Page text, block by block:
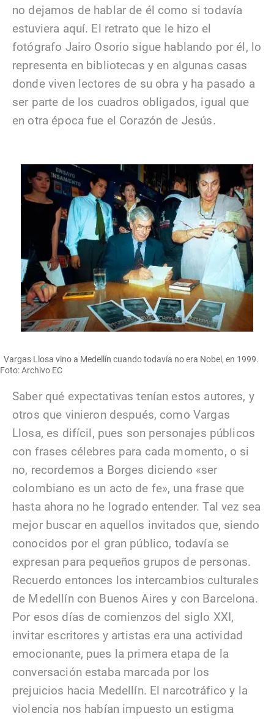
no dejamos de hablar de él como si todavía
estuviera aquí. El retrato que le hizo el
fotógrafo Jairo Osorio sigue hablando por él, lo
representa en bibliotecas y en algunas casas
donde viven lectores de su obra y ha pasado a
ser parte de los cuadros obligados, igual que
en otra época fue el Corazón de Jesús.
Vargas Llosa vino a Medellín cuando todavía no era Nobel, en 1999.
Foto: Archivo EC
Saber qué expectativas tenían estos autores, y
otros que vinieron después, como Vargas
Llosa, es difícil, pues son personajes públicos
con frases célebres para cada momento, o si
no, recordemos a Borges diciendo «ser
colombiano es un acto de fe», una frase que
hasta ahora no he logrado entender. Tal vez sea
mejor buscar en aquellos invitados que, siendo
conocidos por el gran público, todavía se
expresan para pequeños grupos de personas.
Recuerdo entonces los intercambios culturales
de Medellín con Buenos Aires y con Barcelona.
Por esos días de comienzos del siglo XXI,
invitar escritores y artistas era una actividad
emocionante, pues la primera etapa de la
conversación estaba marcada por los
prejuicios hacia Medellín. El narcotráfico y la
violencia nos habían impuesto un estigma